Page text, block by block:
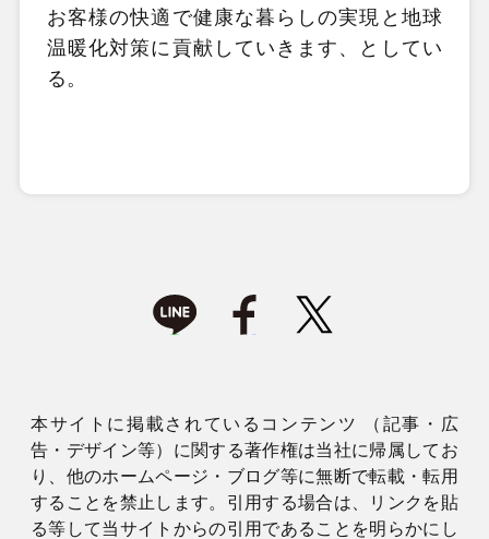
お客様の快適で健康な暮らしの実現と地球
温暖化対策に貢献していきます、としてい
る。
本サイトに掲載されているコンテンツ （記事・広
告・デザイン等）に関する著作権は当社に帰属してお
り、他のホームページ・ブログ等に無断で転載・転用
することを禁止します。引用する場合は、リンクを貼
る等して当サイトからの引用であることを明らかにし